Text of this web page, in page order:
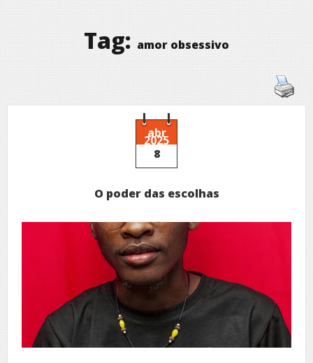
Tag: amor obsessivo
abr
2025
8
O poder das escolhas